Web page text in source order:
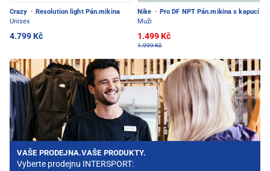
Crazy · Resolution light Pán.mikina
Unisex
4.799 Kč
Nike · Pro DF NPT Pán.mikina s kapucí
Muži
1.499 Kč
1.999 Kč
VAŠE PRODEJNA.VAŠE PRODUKTY.
Vyberte prodejnu INTERSPORT: